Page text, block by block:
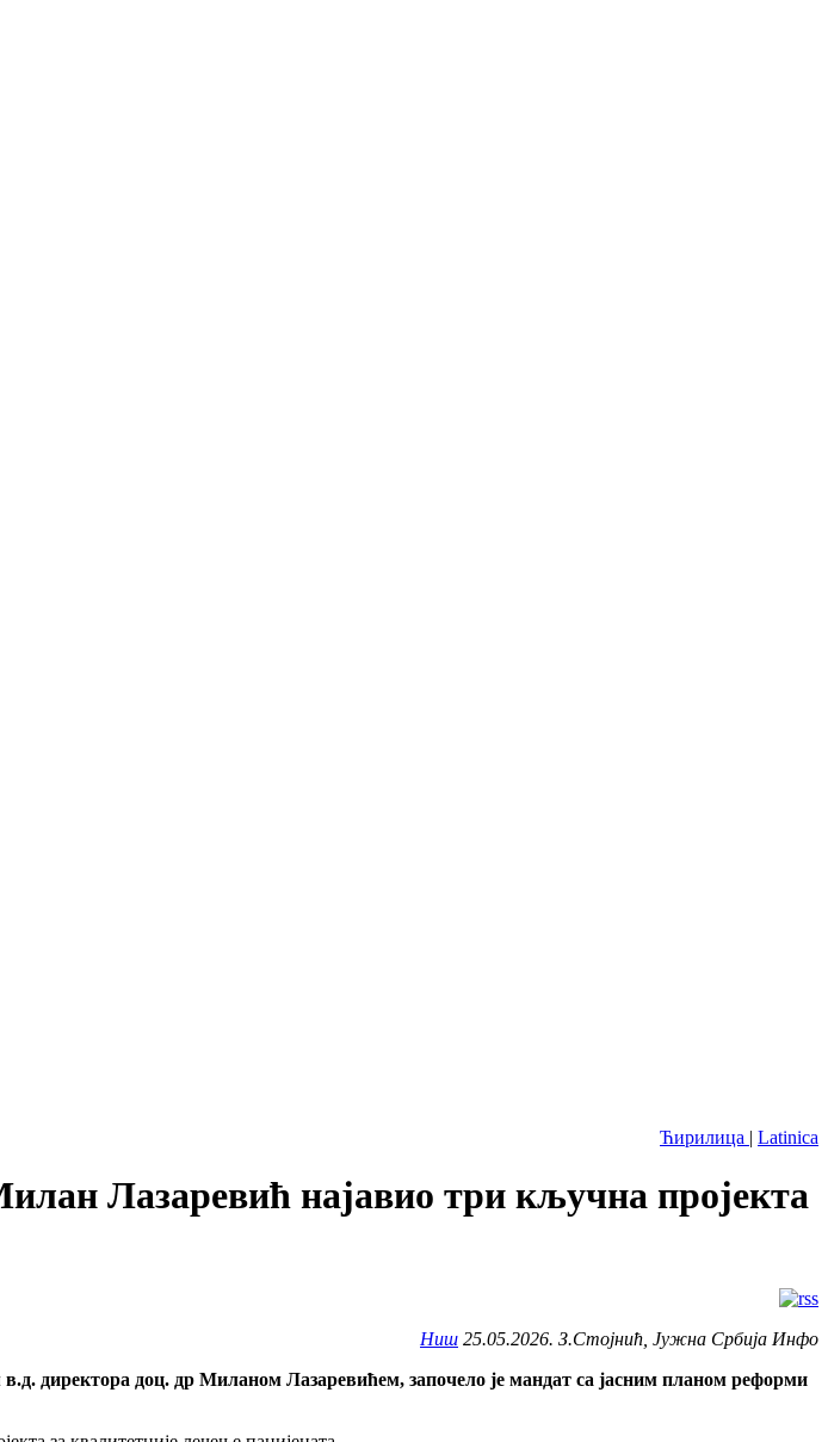
Ћирилица | Latinica
најавио три кључна пројекта
Ниш 25.05.2026. З.Стојнић, Јужна Србија Инфо
директора доц. др Миланом Лазаревићем, започело је мандат са јасним планом реформи